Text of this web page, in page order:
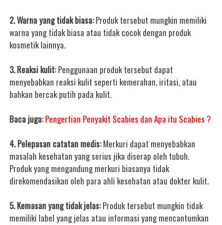
2. Warna yang tidak biasa:Produk tersebut mungkin memiliki
warna yang tidak biasa atau tidak cocok dengan produk
kosmetik lainnya.
3. Reaksi kulit:Penggunaan produk tersebut dapat
menyebabkan reaksi kulit seperti kemerahan, iritasi, atau
bahkan bercak putih pada kulit.
Baca juga:Pengertian Penyakit Scabies dan Apa itu Scabies ?
4. Pelepasan catatan medis:Merkuri dapat menyebabkan
masalah kesehatan yang serius jika diserap oleh tubuh.
Produk yang mengandung merkuri biasanya tidak
direkomendasikan oleh para ahli kesehatan atau dokter kulit.
5. Kemasan yang tidak jelas:Produk tersebut mungkin tidak
memiliki label yang jelas atau informasi yang mencantumkan